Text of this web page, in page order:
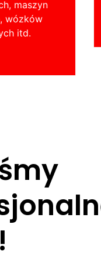
maszyn
wózków
itd.